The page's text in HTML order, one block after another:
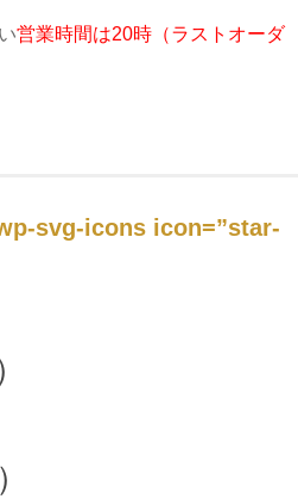
営業時間は20時（ラストオーダ
svg-icons icon=”star-